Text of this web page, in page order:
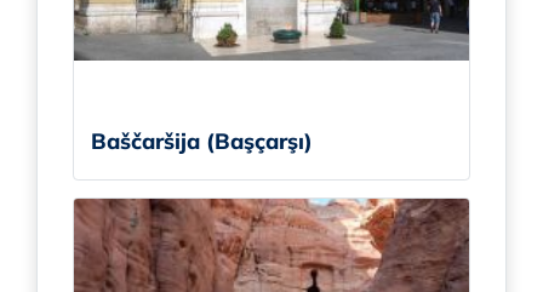
Baščaršija (Başçarşı)